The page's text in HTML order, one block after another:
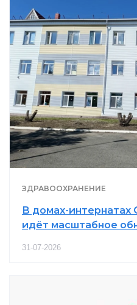
ЗДРАВООХРАНЕНИЕ
В домах-интернатах
идёт масштабное
31-07-2026